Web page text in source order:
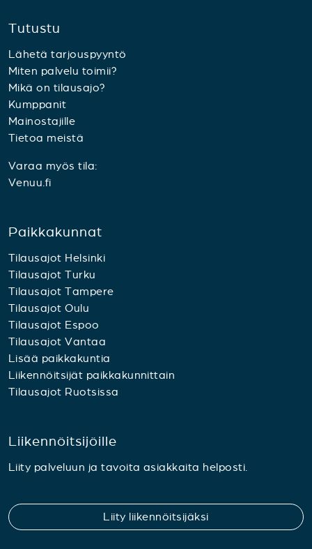
Tutustu
Lähetä tarjouspyyntö
Miten palvelu toimii?
Mikä on tilausajo?
Kumppanit
Mainostajille
Tietoa meistä
Varaa myös tila:
Venuu.fi
Paikkakunnat
Tilausajot Helsinki
Tilausajot Turku
Tilausajot Tampere
Tilausajot Oulu
Tilausajot Espoo
Tilausajot Vantaa
Lisää paikkakuntia
Liikennöitsijät paikkakunnittain
Tilausajot Ruotsissa
Liikennöitsijöille
Liity palveluun ja tavoita asiakkaita helposti.
Liity liikennöitsijäksi